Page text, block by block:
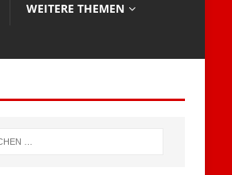
WEITERE THEMEN